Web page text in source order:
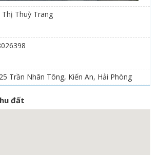
Thị Thuỳ Trang
Trần Nhân Tông, Kiến An, Hải Phòng
đất